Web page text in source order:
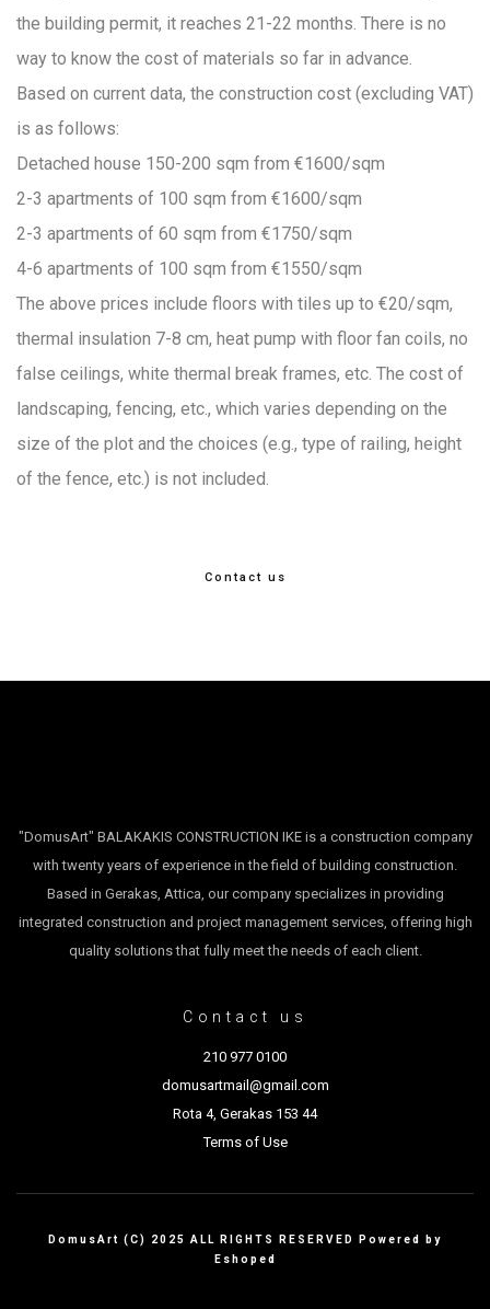
the building permit, it reaches 21-22 months. There is no
way to know the cost of materials so far in advance.
Based on current data, the construction cost (excluding VAT)
is as follows:
Detached house 150-200 sqm from €1600/sqm
2-3 apartments of 100 sqm from €1600/sqm
2-3 apartments of 60 sqm from €1750/sqm
4-6 apartments of 100 sqm from €1550/sqm
The above prices include floors with tiles up to €20/sqm,
thermal insulation 7-8 cm, heat pump with floor fan coils, no
false ceilings, white thermal break frames, etc. The cost of
landscaping, fencing, etc., which varies depending on the
size of the plot and the choices (e.g., type of railing, height
of the fence, etc.) is not included.
Contact us
"DomusArt" BALAKAKIS CONSTRUCTION IKE is a construction company
with twenty years of experience in the field of building construction.
Based in Gerakas, Attica, our company specializes in providing
integrated construction and project management services, offering high
quality solutions that fully meet the needs of each client.
Contact us
210 977 0100
domusartmail@gmail.com
Rota 4, Gerakas 153 44
Terms of Use
DomusArt (C) 2025 ALL RIGHTS RESERVED Powered by
Eshoped